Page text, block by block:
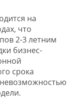
на
что
2-3 летним
бизнес-
срока